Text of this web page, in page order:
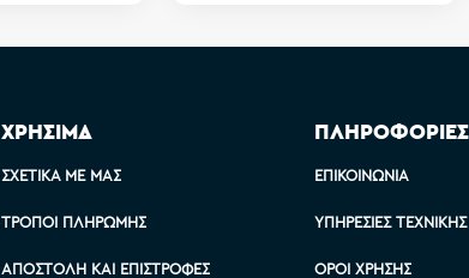
ΧΡΗΣΙΜΑ
ΣΧΕΤΙΚΆ ΜΕ ΜΑΣ
ΤΡΌΠΟΙ ΠΛΗΡΩΜΉΣ
ΑΠΟΣΤΟΛΉ ΚΑΙ ΕΠΙΣΤΡΟΦΈΣ
ΠΛΗΡΟΦΟΡΙΕΣ
ΕΠΙΚΟΙΝΩΝΊΑ
ΥΠΗΡΕΣΊΕΣ
ΌΡΟΙ ΧΡΉΣΗΣ